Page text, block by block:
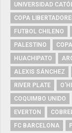
UNIVERSIDAD
COPA
FUTBOL CHILENO
PALESTINO
HUACHIPATO
ALEXIS SÁNCHEZ
RIVER PLATE
COQUIMBO UNIDO
EVERTON
FC BARCELONA